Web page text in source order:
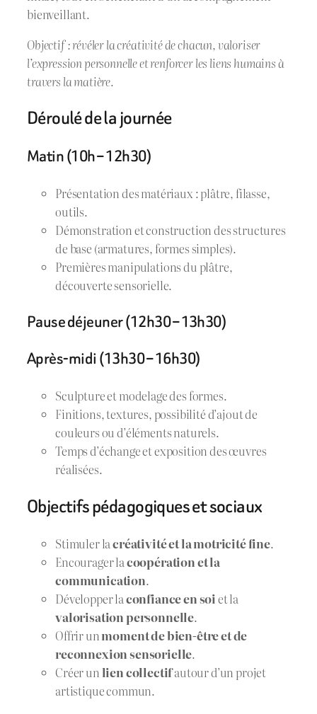
bienveillant.
Objectif : révéler la créativité de chacun, valoriser
l’expression personnelle et renforcer les liens humains à
travers la matière.
Déroulé de la journée
Matin (10h – 12h30)
Présentation des matériaux : plâtre, filasse,
outils.
Démonstration et construction des structures
de base (armatures, formes simples).
Premières manipulations du plâtre,
découverte sensorielle.
Pause déjeuner (12h30 – 13h30)
Après-midi (13h30 – 16h30)
Sculpture et modelage des formes.
Finitions, textures, possibilité d’ajout de
couleurs ou d’éléments naturels.
Temps d’échange et exposition des œuvres
réalisées.
Objectifs pédagogiques et sociaux
Stimuler lacréativité et la motricité fine.
Encourager lacoopération et la
communication.
Développer laconfiance en soiet la
valorisation personnelle.
Offrir unmoment de bien-être et de
reconnexion sensorielle.
Créer un lien collectifautour d’un projet
artistique commun.